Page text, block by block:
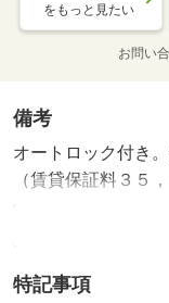
をもっと見たい
お問い
備考
オートロック付き
（賃貸保証料３５
１，８５１円／月
す。ウォークイン
はスーパーなども
特記事項